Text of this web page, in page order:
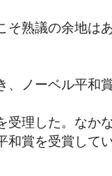
そ熟議の余地は
、ノーベル平和
受理した。なか
和賞を受賞して